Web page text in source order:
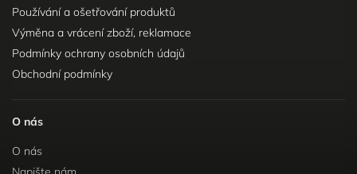
Používání a ošetřování produktů
Výměna a vrácení zboží, reklamace
Podmínky ochrany osobních údajů
Obchodní podmínky
O nás
O nás